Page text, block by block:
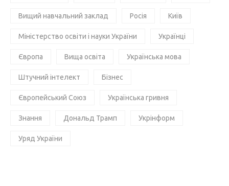
Вищий навчальний заклад Росія Київ
Міністерство освіти і науки України Українці
Європа Вища освіта Українська мова
Штучний інтелект Бізнес
Європейський Союз Українська гривня
Знання Дональд Трамп Укрінформ
Уряд України